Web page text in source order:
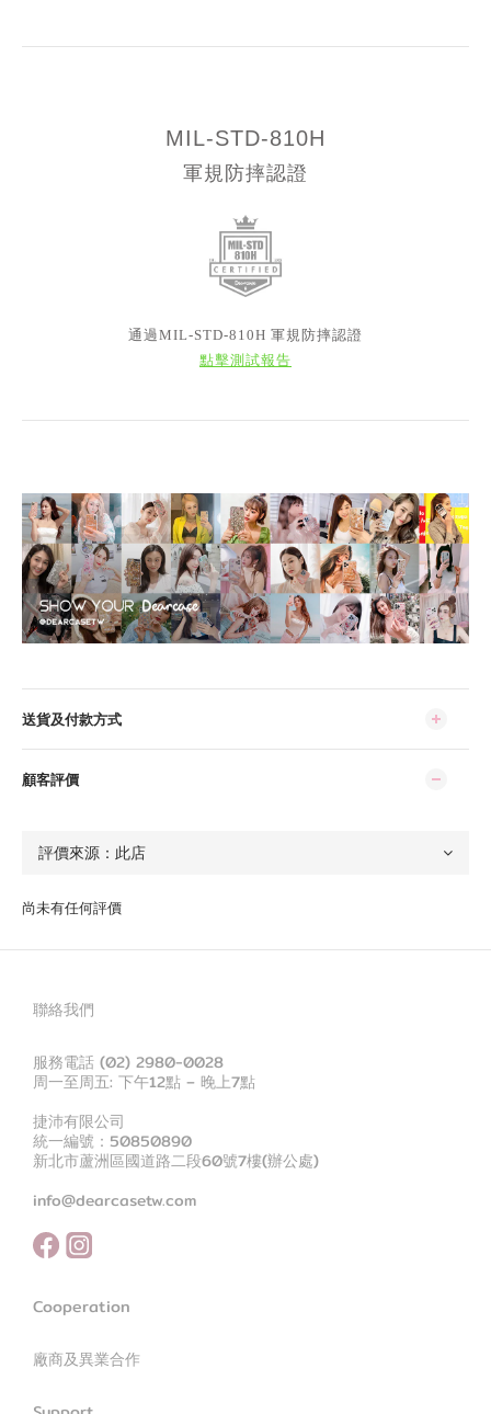
MIL-STD-810H
軍規防摔認證
通過MIL-STD-810H 軍規防摔認證
點擊測試報告
送貨及付款方式
顧客評價
尚未有任何評價
聯絡我們
服務電話 (02) 2980-0028
周一至周五: 下午12點 – 晚上7點
捷沛有限公司
統一編號：50850890
新北市蘆洲區國道路二段60號7樓(辦公處)
info@dearcasetw.com
Cooperation
廠商及異業合作